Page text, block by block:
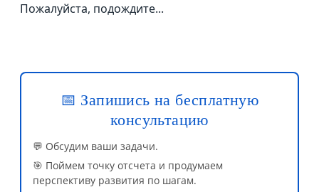
Пожалуйста, подождите...
📅 Запишись на бесплатную
консультацию
💬 Обсудим ваши задачи.
🎯 Поймем точку отсчета и продумаем
перспективу развития по шагам.